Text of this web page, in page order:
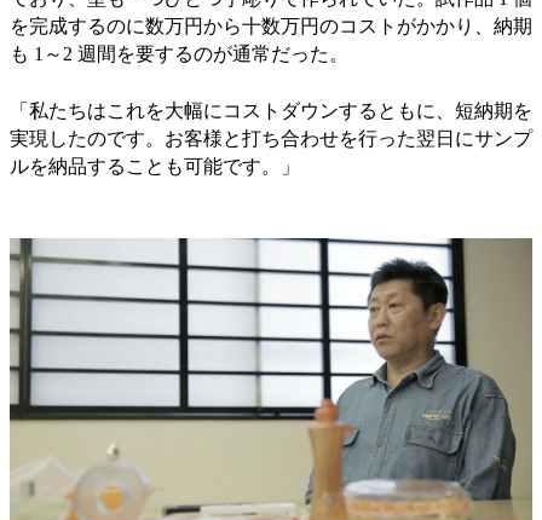
を完成するのに数万円から十数万円のコストがかかり、納期
も 1～2 週間を要するのが通常だった。
「私たちはこれを大幅にコストダウンするともに、短納期を
実現したのです。お客様と打ち合わせを行った翌日にサンプ
ルを納品することも可能です。」